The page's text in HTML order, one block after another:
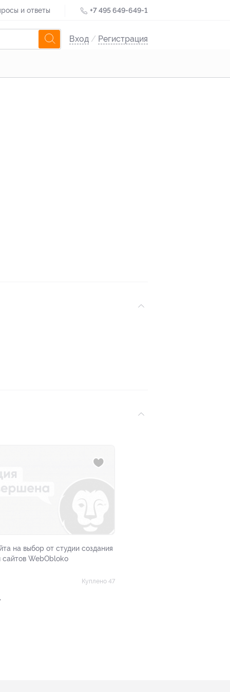
и ответы +7 495 649-649-1
Вход / Регистрация
на выбор от студии создания
WebObloko
Куплено 47